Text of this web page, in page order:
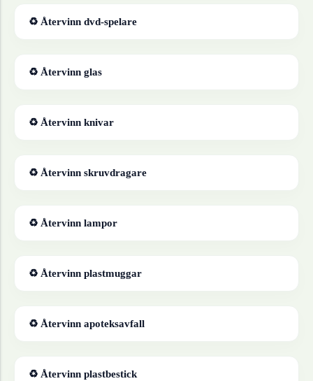
♻ Återvinn dvd-spelare
♻ Återvinn glas
♻ Återvinn knivar
♻ Återvinn skruvdragare
♻ Återvinn lampor
♻ Återvinn plastmuggar
♻ Återvinn apoteksavfall
♻ Återvinn plastbestick